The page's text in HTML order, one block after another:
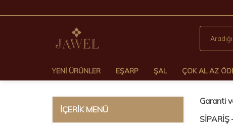
YENI ÜRÜNLER EŞARP ŞAL ÇOK AL AZ
İÇERIK MENÜ
Garanti
SİPARİŞ